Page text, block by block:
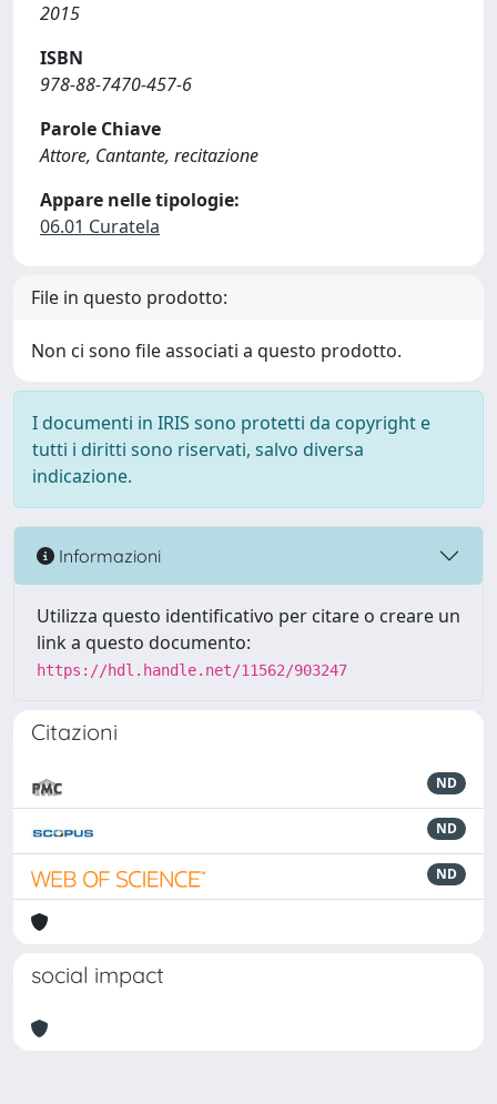
2015
ISBN
978-88-7470-457-6
Parole Chiave
Attore, Cantante, recitazione
Appare nelle tipologie:
06.01 Curatela
File in questo prodotto:
Non ci sono file associati a questo prodotto.
I documenti in IRIS sono protetti da copyright e
tutti i diritti sono riservati, salvo diversa
indicazione.
Informazioni
Utilizza questo identificativo per citare o creare un
link a questo documento:
https://hdl.handle.net/11562/903247
Citazioni
ND
ND
ND
social impact